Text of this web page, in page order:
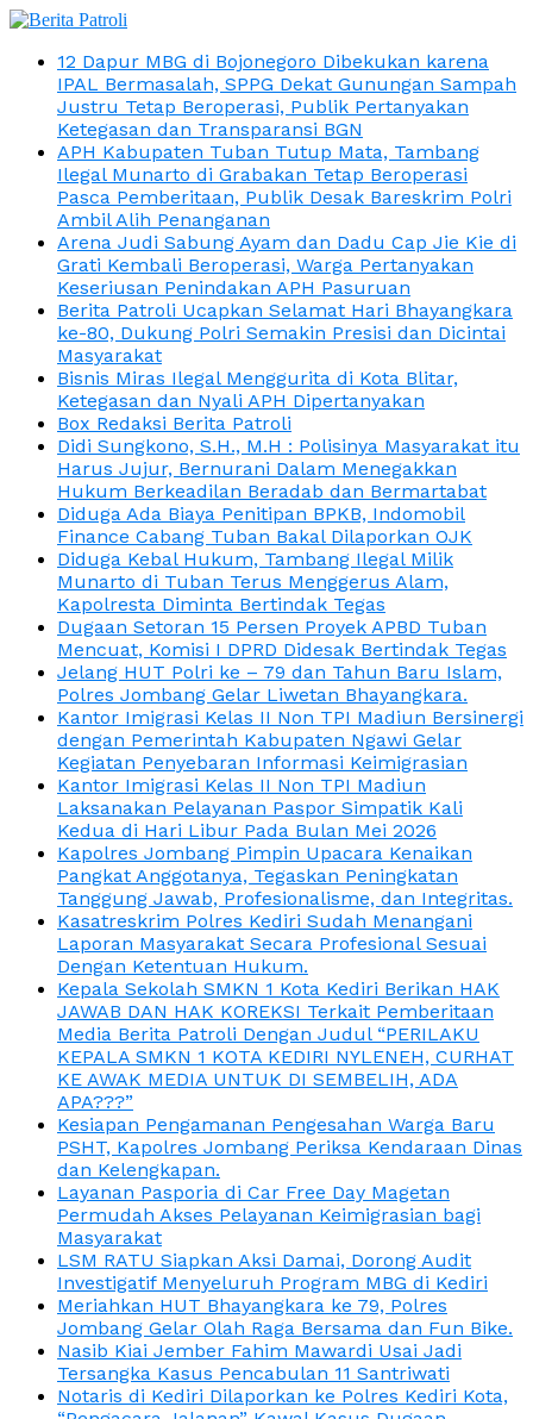
12 Dapur MBG di Bojonegoro Dibekukan karena
IPAL Bermasalah, SPPG Dekat Gunungan Sampah
Justru Tetap Beroperasi, Publik Pertanyakan
Ketegasan dan Transparansi BGN
APH Kabupaten Tuban Tutup Mata, Tambang
Ilegal Munarto di Grabakan Tetap Beroperasi
Pasca Pemberitaan, Publik Desak Bareskrim Polri
Ambil Alih Penanganan
Arena Judi Sabung Ayam dan Dadu Cap Jie Kie di
Grati Kembali Beroperasi, Warga Pertanyakan
Keseriusan Penindakan APH Pasuruan
Berita Patroli Ucapkan Selamat Hari Bhayangkara
ke-80, Dukung Polri Semakin Presisi dan Dicintai
Masyarakat
Bisnis Miras Ilegal Menggurita di Kota Blitar,
Ketegasan dan Nyali APH Dipertanyakan
Box Redaksi Berita Patroli
Didi Sungkono, S.H., M.H : Polisinya Masyarakat itu
Harus Jujur, Bernurani Dalam Menegakkan
Hukum Berkeadilan Beradab dan Bermartabat
Diduga Ada Biaya Penitipan BPKB, Indomobil
Finance Cabang Tuban Bakal Dilaporkan OJK
Diduga Kebal Hukum, Tambang Ilegal Milik
Munarto di Tuban Terus Menggerus Alam,
Kapolresta Diminta Bertindak Tegas
Dugaan Setoran 15 Persen Proyek APBD Tuban
Mencuat, Komisi I DPRD Didesak Bertindak Tegas
Jelang HUT Polri ke – 79 dan Tahun Baru Islam,
Polres Jombang Gelar Liwetan Bhayangkara.
Kantor Imigrasi Kelas II Non TPI Madiun Bersinergi
dengan Pemerintah Kabupaten Ngawi Gelar
Kegiatan Penyebaran Informasi Keimigrasian
Kantor Imigrasi Kelas II Non TPI Madiun
Laksanakan Pelayanan Paspor Simpatik Kali
Kedua di Hari Libur Pada Bulan Mei 2026
Kapolres Jombang Pimpin Upacara Kenaikan
Pangkat Anggotanya, Tegaskan Peningkatan
Tanggung Jawab, Profesionalisme, dan Integritas.
Kasatreskrim Polres Kediri Sudah Menangani
Laporan Masyarakat Secara Profesional Sesuai
Dengan Ketentuan Hukum.
Kepala Sekolah SMKN 1 Kota Kediri Berikan HAK
JAWAB DAN HAK KOREKSI Terkait Pemberitaan
Media Berita Patroli Dengan Judul “PERILAKU
KEPALA SMKN 1 KOTA KEDIRI NYLENEH, CURHAT
KE AWAK MEDIA UNTUK DI SEMBELIH, ADA
APA???”
Kesiapan Pengamanan Pengesahan Warga Baru
PSHT, Kapolres Jombang Periksa Kendaraan Dinas
dan Kelengkapan.
Layanan Pasporia di Car Free Day Magetan
Permudah Akses Pelayanan Keimigrasian bagi
Masyarakat
LSM RATU Siapkan Aksi Damai, Dorong Audit
Investigatif Menyeluruh Program MBG di Kediri
Meriahkan HUT Bhayangkara ke 79, Polres
Jombang Gelar Olah Raga Bersama dan Fun Bike.
Nasib Kiai Jember Fahim Mawardi Usai Jadi
Tersangka Kasus Pencabulan 11 Santriwati
Notaris di Kediri Dilaporkan ke Polres Kediri Kota,